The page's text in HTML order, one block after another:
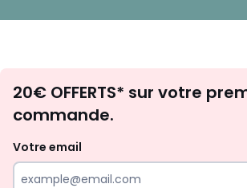
20€ OFFERTS* sur votre
commande.
Votre email